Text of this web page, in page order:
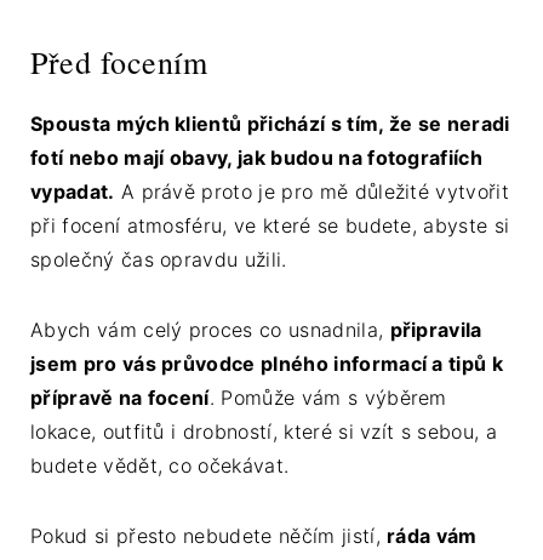
Před focením
Spousta mých klientů přichází s tím, že se neradi
fotí nebo mají obavy, jak budou na fotografiích
vypadat. A právě proto je pro mě důležité vytvořit
při focení atmosféru, ve které se budete, abyste si
společný čas opravdu užili.
Abych vám celý proces co usnadnila, připravila
jsem pro vás průvodce plného informací a tipů k
přípravě na focení. Pomůže vám s výběrem
lokace, outfitů i drobností, které si vzít s sebou, a
budete vědět, co očekávat.
Pokud si přesto nebudete něčím jistí, ráda vám